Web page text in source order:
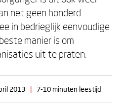
net geen honderd
in bedrieglijk eenvoudige
manier is om
uit te praten.
2013 | 7-10 minuten leestijd